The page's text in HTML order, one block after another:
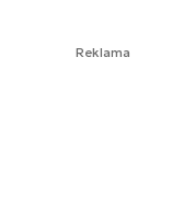
Reklama